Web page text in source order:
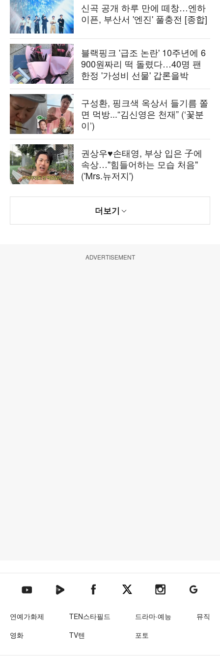
신곡 공개 하루 만에 떼창…엔하
이픈, 부산서 '엔진' 풀충전 [종합]
블랙핑크 '급조 논란' 10주년에 6
900원짜리 떡 돌렸다…40명 팬
한정 '가성비 선물' 갑론을박
구성환, 핑크색 옥상서 들기름 쫄
면 먹방...“김신영은 천재” (‘꽃분
이’)
권상우♥손태영, 부상 입은 子에
속상…"힘들어하는 모습 처음"
('Mrs.뉴저지')
더보기
ADVERTISEMENT
텐아시아 유튜브텐아시아 네이버TV텐아시아 페이스북텐아시아 엑스텐아시아 인스타그램
텐아시아
연예가화제 TEN스타필드 드라마·예능
뮤직
영화
TV텐 포토